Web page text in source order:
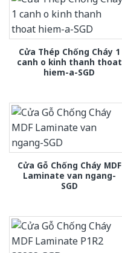
Cửa Thép Chống Cháy 1
canh o kinh thanh thoat
hiem-a-SGD
Cửa Gỗ Chống Cháy MDF
Laminate van ngang-
SGD